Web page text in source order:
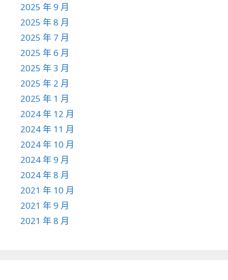
2025 年 9 月
2025 年 8 月
2025 年 7 月
2025 年 6 月
2025 年 3 月
2025 年 2 月
2025 年 1 月
2024 年 12 月
2024 年 11 月
2024 年 10 月
2024 年 9 月
2024 年 8 月
2021 年 10 月
2021 年 9 月
2021 年 8 月